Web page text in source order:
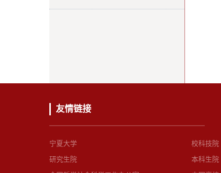
友情链接
宁夏大学 校科技院
研究生院 本科生院